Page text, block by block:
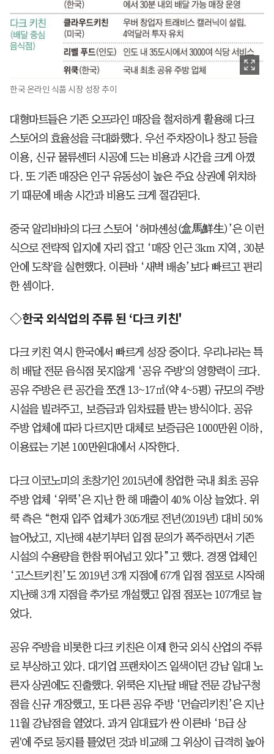
한국 온라인 식품 시장 성장 추이
대형마트들은 기존 오프라인 매장을 철저하게 활용해 다크
스토어의 효율성을 극대화했다. 우선 주차장이나 창고 등을
이용, 신규 물류센터 시공에 드는 비용과 시간을 크게 아꼈
다. 또 기존 매장은 인구 유동성이 높은 주요 상권에 위치하
기 때문에 배송 시간과 비용도 크게 절감된다.
중국 알리바바의 다크 스토어 ‘허마셴성(盒馬鮮生)’은 이런
식으로 전략적 입지에 자리 잡고 ‘매장 인근 3km 지역, 30분
안에 도착'을 실현했다. 이른바 ‘새벽 배송’보다 빠르고 편리
한 셈이다.
◇한국 외식업의 주류 된 ‘다크 키친'
다크 키친 역시 한국에서 빠르게 성장 중이다. 우리나라는 특
히 배달 전문 음식점 못지않게 ‘공유 주방'의 영향력이 크다.
공유 주방은 큰 공간을 쪼갠 13~17㎡(약 4~5평) 규모의 주방
시설을 빌려주고, 보증금과 임차료를 받는 방식이다. 공유
주방 업체에 따라 다르지만 대체로 보증금은 1000만원 이하,
이용료는 기본 100만원대에서 시작한다.
다크 이코노미의 초창기인 2015년에 창업한 국내 최초 공유
주방 업체 ‘위쿡’은 지난 한 해 매출이 40% 이상 늘었다. 위
쿡 측은 “현재 입주 업체가 305개로 전년(2019년) 대비 50%
늘어났고, 지난해 4분기부터 입점 문의가 폭주하면서 기존
시설의 수용량을 한참 뛰어넘고 있다”고 했다. 경쟁 업체인
‘고스트키친’도 2019년 3개 지점에 67개 입점 점포로 시작해
지난해 3개 지점을 추가로 개설했고 입점 점포는 107개로 늘
었다.
공유 주방을 비롯한 다크 키친은 이제 한국 외식 산업의 주류
로 부상하고 있다. 대기업 프랜차이즈 일색이던 강남 일대 노
른자 상권에도 진출했다. 위쿡은 지난달 배달 전문 강남구청
점을 신규 개장했고, 또 다른 공유 주방 ‘먼슬리키친’은 지난
11월 강남점을 열었다. 과거 임대료가 싼 이른바 ‘B급 상
권'에 주로 둥지를 틀었던 것과 비교해 그 위상이 급격히 높아